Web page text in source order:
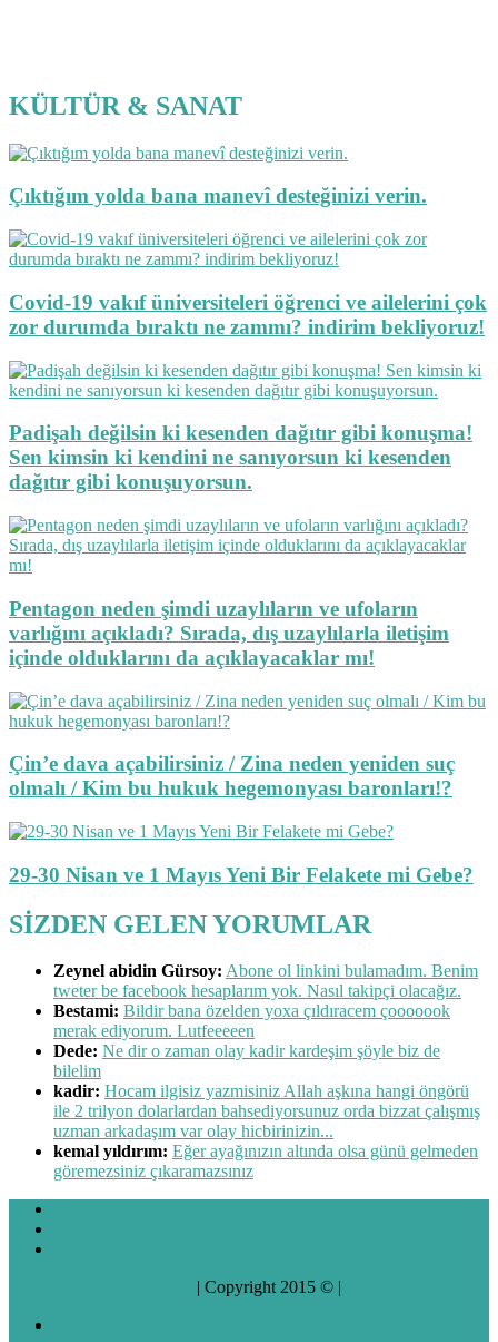
KÜLTÜR & SANAT
Çıktığım yolda bana manevî desteğinizi verin.
Covid-19 vakıf üniversiteleri öğrenci ve ailelerini çok
zor durumda bıraktı ne zammı? indirim bekliyoruz!
Padişah değilsin ki kesenden dağıtır gibi konuşma!
Sen kimsin ki kendini ne sanıyorsun ki kesenden
dağıtır gibi konuşuyorsun.
Pentagon neden şimdi uzaylıların ve ufoların
varlığını açıkladı? Sırada, dış uzaylılarla iletişim
içinde olduklarını da açıklayacaklar mı!
Çin’e dava açabilirsiniz / Zina neden yeniden suç
olmalı / Kim bu hukuk hegemonyası baronları!?
29-30 Nisan ve 1 Mayıs Yeni Bir Felakete mi Gebe?
SİZDEN GELEN YORUMLAR
Zeynel abidin Gürsoy: Abone ol linkini bulamadım. Benim
tweter be facebook hesaplarım yok. Nasıl takipçi olacağız.
Bestami: Bildir bana özelden yoxa çıldıracem çooooook
merak ediyorum. Lutfeeeeen
Dede: Ne dir o zaman olay kadir kardeşim şöyle biz de
bilelim
kadir: Hocam ilgisiz yazmisiniz Allah aşkına hangi öngörü
ile 2 trilyon dolarlardan bahsediyorsunuz orda bizzat çalışmış
uzman arkadaşım var olay hicbirinizin...
kemal yıldırım: Eğer ayağınızın altında olsa günü gelmeden
göremezsiniz çıkaramazsınız
| Copyright 2015 © |